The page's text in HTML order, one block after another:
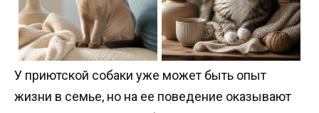
У приютской собаки уже может быть опыт
жизни в семье, но на ее поведение оказывают